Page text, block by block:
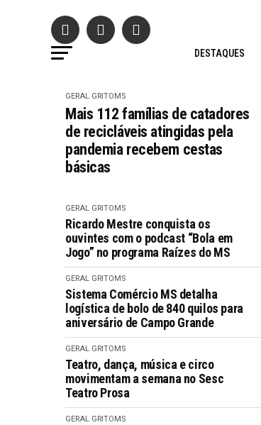
DESTAQUES
GERAL GRITOMS
Mais 112 famílias de catadores
de recicláveis atingidas pela
pandemia recebem cestas
básicas
GERAL GRITOMS
Ricardo Mestre conquista os
ouvintes com o podcast “Bola em
Jogo” no programa Raízes do MS
GERAL GRITOMS
Sistema Comércio MS detalha
logística de bolo de 840 quilos para
aniversário de Campo Grande
GERAL GRITOMS
Teatro, dança, música e circo
movimentam a semana no Sesc
Teatro Prosa
GERAL GRITOMS